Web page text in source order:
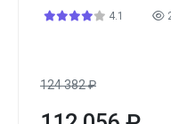
4.1
124 382₽